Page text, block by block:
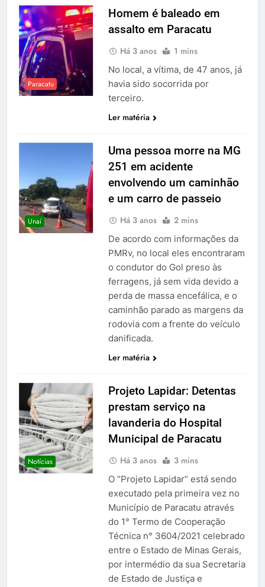
Paracatu
Homem é baleado em
assalto em Paracatu
Há 3 anos 1 mins
No local, a vítima, de 47 anos, já
havia sido socorrida por
terceiro.
Ler matéria
Unaí
Uma pessoa morre na MG
251 em acidente
envolvendo um caminhão
e um carro de passeio
Há 3 anos 2 mins
De acordo com informações da
PMRv, no local eles encontraram
o condutor do Gol preso às
ferragens, já sem vida devido a
perda de massa encefálica, e o
caminhão parado as margens da
rodovia com a frente do veículo
danificada.
Ler matéria
Notícias
Projeto Lapidar: Detentas
prestam serviço na
lavanderia do Hospital
Municipal de Paracatu
Há 3 anos 3 mins
O “Projeto Lapidar” está sendo
executado pela primeira vez no
Município de Paracatu através
do 1° Termo de Cooperação
Técnica n° 3604/2021 celebrado
entre o Estado de Minas Gerais,
por intermédio da sua Secretaria
de Estado de Justiça e